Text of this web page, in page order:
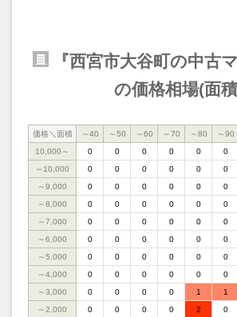
『西宮市大谷町の中古
の価格相場(面
価格＼面積 ～40 ～50 ～60 ～70 ～80 ～90
10,000～
0 0 0 0 0 0
～10,000
0 0 0 0 0 0
～9,000
0 0 0 0 0 0
～8,000
0 0 0 0 0 0
～7,000
0 0 0 0 0 0
～6,000
0 0 0 0 0 0
～5,000
0 0 0 0 0 0
～4,000
0 0 0 0 0 0
～3,000
0 0 0 0 1 1
～2,000
0 0 0 0 2 0